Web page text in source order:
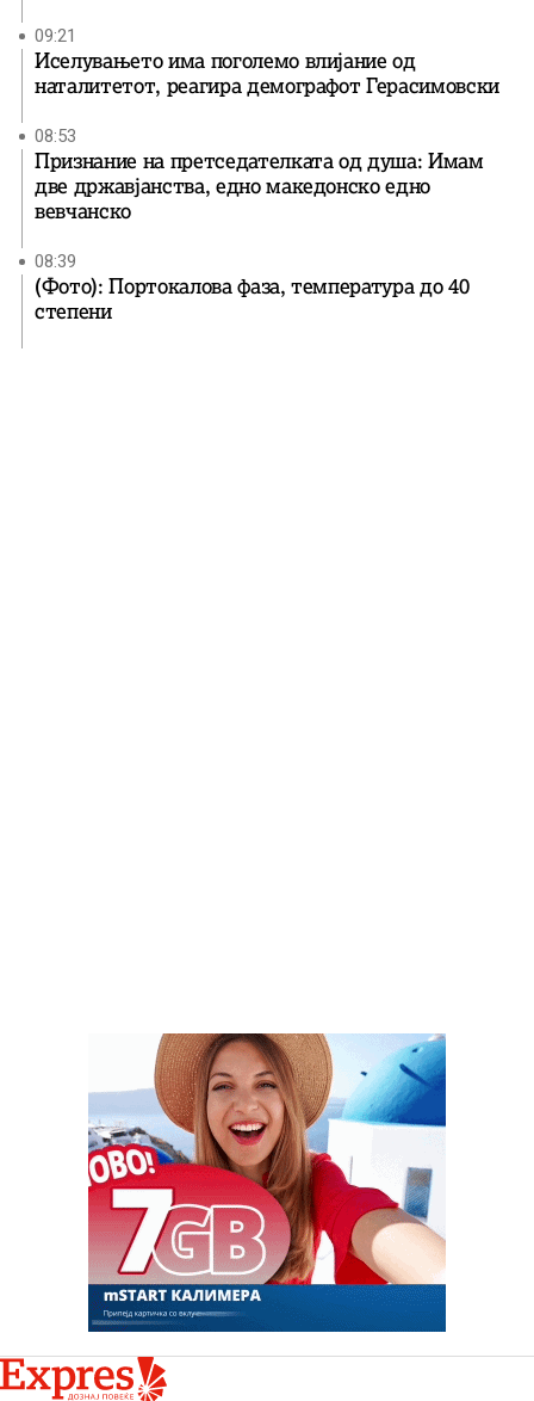
09:21
Иселувањето има поголемо влијание од
наталитетот, реагира демографот Герасимовски
08:53
Признание на претседателката од душа: Имам
две државјанства, едно македонско едно
вевчанско
08:39
(Фото): Портокалова фаза, температура до 40
степени